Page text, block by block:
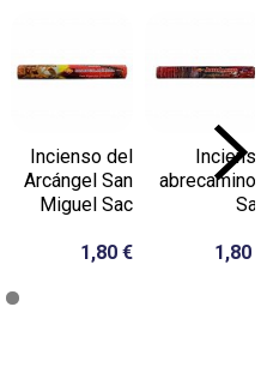
Incienso del
Arcángel San
Miguel Sac
1,80 €
Incienso
abrecaminos
Sac
1,80 €